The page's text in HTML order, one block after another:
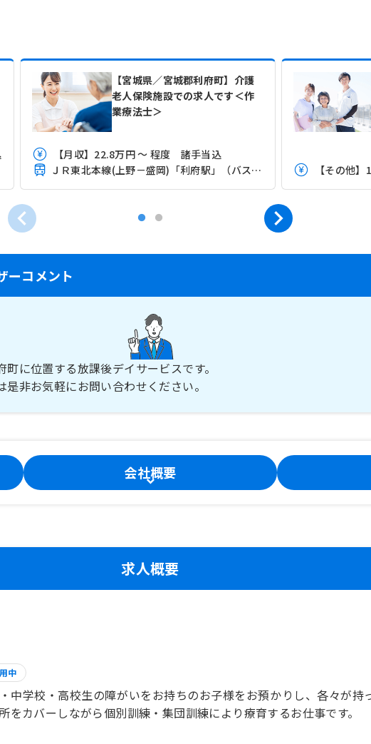
【宮城県／宮城郡利府町】介護
老人保険施設での求人です＜作
業療法士＞
【月収】22.8万円 ～ 程度 諸手当込
ＪＲ東北本線(上野－盛岡)「利府駅」（バス・車5分）
【その他
ーコメント
町に位置する放課後デイサービスです。
会社概要
求人概要
中
中学校・高校生の障がいをお持ちのお子様をお預かりし、各々が持
をカバーしながら個別訓練・集団訓練により療育するお仕事です。